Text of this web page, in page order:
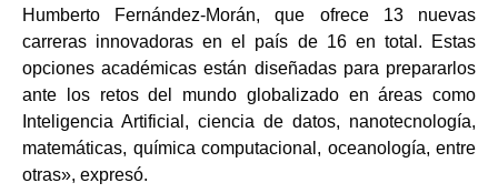
Humberto Fernández-Morán, que ofrece 13 nuevas
carreras innovadoras en el país de 16 en total. Estas
opciones académicas están diseñadas para prepararlos
ante los retos del mundo globalizado en áreas como
Inteligencia Artificial, ciencia de datos, nanotecnología,
matemáticas, química computacional, oceanología, entre
otras», expresó.